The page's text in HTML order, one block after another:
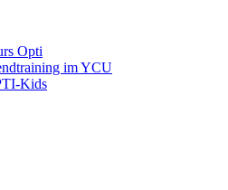
Opti
im YCU
Kids